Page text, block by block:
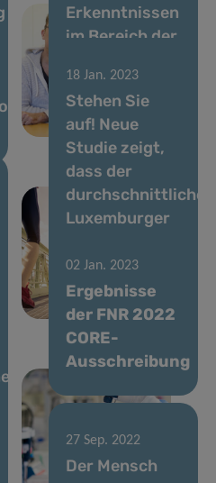
Erkenntnissen
im Bereich der
und
ökologischen
Gesundheit
18 Jan. 2023
Stehen Sie
auf! Neue
Studie zeigt,
dass der
durchschnittliche
Luxemburger
Tages im
Sitzen
verbringt
02 Jan. 2023
Ergebnisse
der FNR 2022
CORE-
Ausschreibung
27 Sep. 2022
Der Mensch